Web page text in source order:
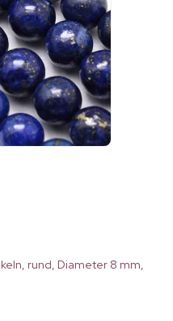
rund, Diameter 8 mm,